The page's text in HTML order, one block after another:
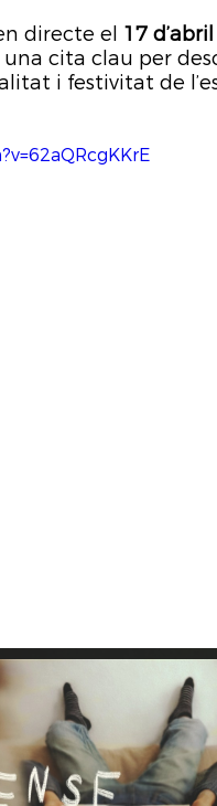
directe el 17
una cita clau per
i festivitat de